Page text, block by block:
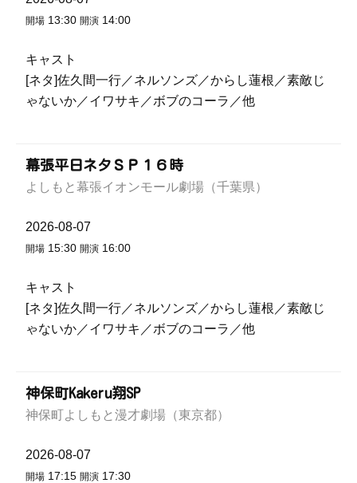
開場 13:30 開演 14:00
キャスト
[ネタ]佐久間一行／ネルソンズ／からし蓮根／素敵じ
ゃないか／イワサキ／ボブのコーラ／他
幕張平日ネタＳＰ１６時
よしもと幕張イオンモール劇場（千葉県）
2026-08-07
開場 15:30 開演 16:00
キャスト
[ネタ]佐久間一行／ネルソンズ／からし蓮根／素敵じ
ゃないか／イワサキ／ボブのコーラ／他
神保町Kakeru翔SP
神保町よしもと漫才劇場（東京都）
2026-08-07
開場 17:15 開演 17:30